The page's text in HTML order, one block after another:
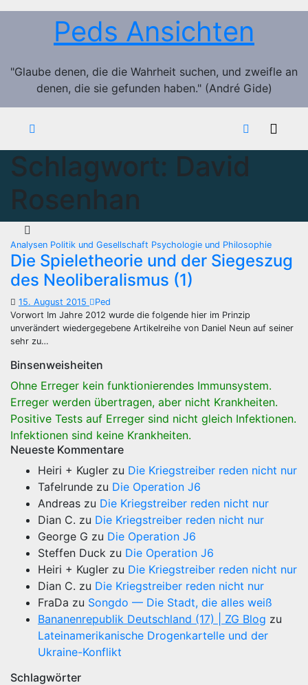
Zum
Peds Ansichten
"Glaube denen, die die Wahrheit suchen, und zweifle an
denen, die sie gefunden haben." (André Gide)
Schlagwort: David
Rosenhan
Analysen Politik und Gesellschaft Psychologie und Philosophie
Die Spieletheorie und der Siegeszug
des Neoliberalismus (1)
15. August 2015
Ped
Vorwort Im Jahre 2012 wurde die folgende hier im Prinzip
unverändert wiedergegebene Artikelreihe von Daniel Neun auf seiner
sehr zu…
Binsenweisheiten
Ohne Erreger kein funktionierendes Immunsystem.
Erreger werden übertragen, aber nicht Krankheiten.
Positive Tests auf Erreger sind nicht gleich Infektionen.
Infektionen sind keine Krankheiten.
Neueste Kommentare
Heiri + Kugler zu Die Kriegstreiber reden nicht nur
Tafelrunde zu Die Operation J6
Andreas zu Die Kriegstreiber reden nicht nur
Dian C. zu Die Kriegstreiber reden nicht nur
George G zu Die Operation J6
Steffen Duck zu Die Operation J6
Heiri + Kugler zu Die Kriegstreiber reden nicht nur
Dian C. zu Die Kriegstreiber reden nicht nur
FraDa zu Songdo — Die Stadt, die alles weiß
Bananenrepublik Deutschland (17) | ZG Blog zu
Lateinamerikanische Drogenkartelle und der
Ukraine-Konflikt
Schlagwörter